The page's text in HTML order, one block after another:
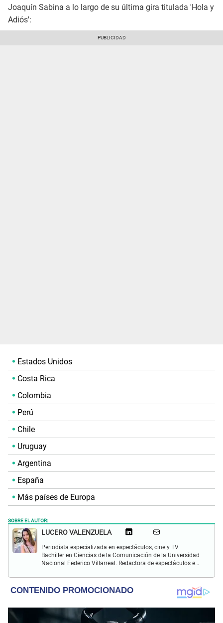
Joaquín Sabina a lo largo de su última gira titulada 'Hola y
Adiós':
Estados Unidos
Costa Rica
Colombia
Perú
Chile
Uruguay
Argentina
España
Más países de Europa
SOBRE EL AUTOR:
LUCERO VALENZUELA
Periodista especializada en espectáculos, cine y TV.
Bachiller en Ciencias de la Comunicación de la Universidad
Nacional Federico Villarreal. Redactora de espectáculos en
celebridades internacionales, música y películas.